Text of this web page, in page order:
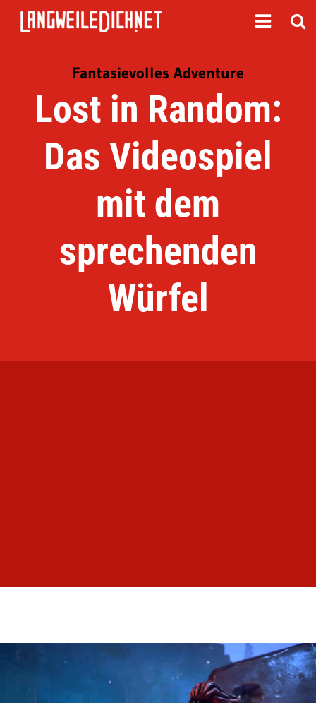
Fantasievolles Adventure
Lost in Random:
Das Videospiel
mit dem
sprechenden
Würfel